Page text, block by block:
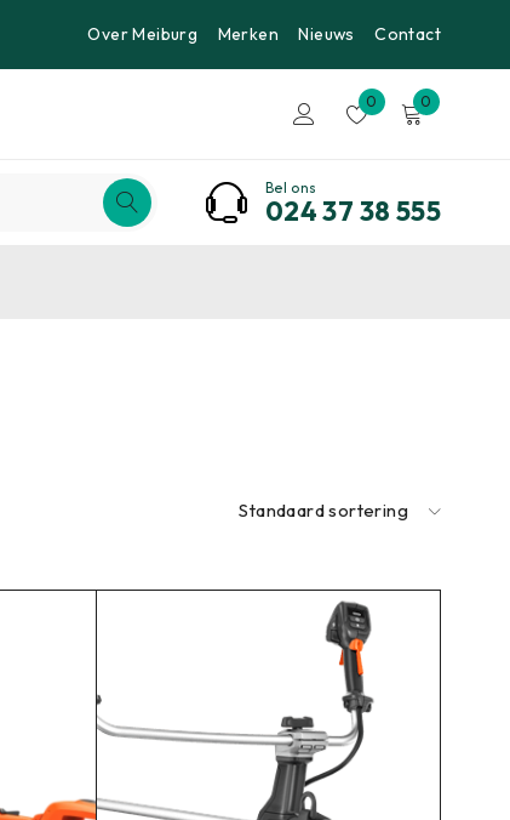
Over Meiburg Merken Nieuws Contact
0 0
Bel ons
024 37 38 555
Standaard sortering